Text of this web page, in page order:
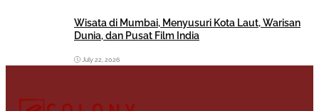
Wisata di Mumbai, Menyusuri Kota Laut, Warisan
Dunia, dan Pusat Film India
July 22, 2026